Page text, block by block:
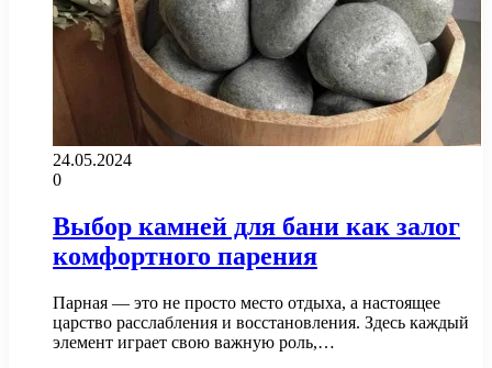
24.05.2024
0
Выбор камней для бани как залог
комфортного парения
Парная — это не просто место отдыха, а настоящее
царство расслабления и восстановления. Здесь каждый
элемент играет свою важную роль,…